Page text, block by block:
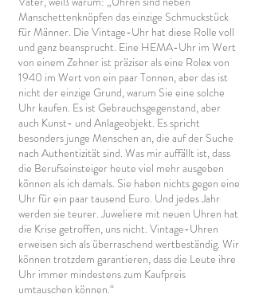
Manschettenknöpfen das einzige Schmuckstück
für Männer. Die Vintage-Uhr hat diese Rolle voll
und ganz beansprucht. Eine HEMA-Uhr im Wert
von einem Zehner ist präziser als eine Rolex von
1940 im Wert von ein paar Tonnen, aber das ist
nicht der einzige Grund, warum Sie eine solche
Uhr kaufen. Es ist Gebrauchsgegenstand, aber
auch Kunst- und Anlageobjekt. Es spricht
besonders junge Menschen an, die auf der Suche
nach Authentizität sind. Was mir auffällt ist, dass
die Berufseinsteiger heute viel mehr ausgeben
können als ich damals. Sie haben nichts gegen eine
Uhr für ein paar tausend Euro. Und jedes Jahr
werden sie teurer. Juweliere mit neuen Uhren hat
die Krise getroffen, uns nicht. Vintage-Uhren
erweisen sich als überraschend wertbeständig. Wir
können trotzdem garantieren, dass die Leute ihre
Uhr immer mindestens zum Kaufpreis
umtauschen können.“